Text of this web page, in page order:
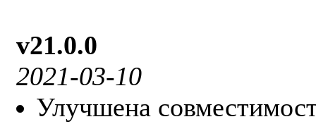
v21.0.0
2021-03-10
Улучшена